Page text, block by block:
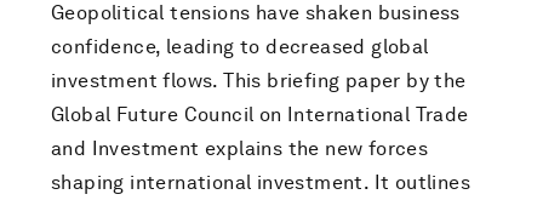
Geopolitical tensions have shaken business
confidence, leading to decreased global
investment flows. This briefing paper by the
Global Future Council on International Trade
and Investment explains the new forces
shaping international investment. It outlines